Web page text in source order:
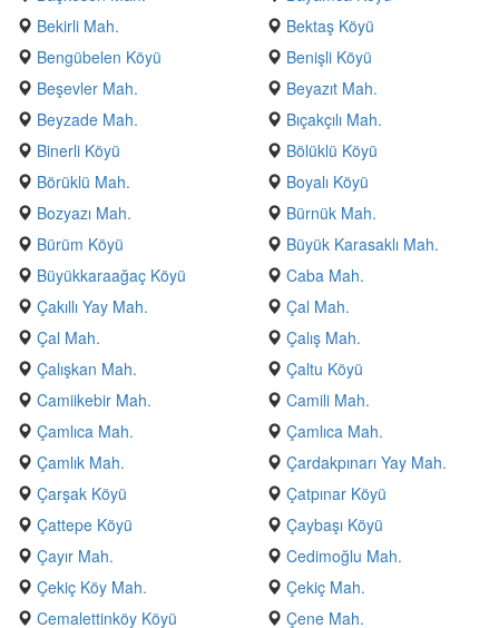
Bekirli Mah.
Bektaş Köyü
Bengübelen Köyü
Benişli Köyü
Beşevler Mah.
Beyazıt Mah.
Beyzade Mah.
Bıçakçılı Mah.
Binerli Köyü
Bölüklü Köyü
Börüklü Mah.
Boyalı Köyü
Bozyazı Mah.
Bürnük Mah.
Bürüm Köyü
Büyük Karasaklı Mah.
Büyükkaraağaç Köyü
Caba Mah.
Çakıllı Yay Mah.
Çal Mah.
Çal Mah.
Çalış Mah.
Çalışkan Mah.
Çaltu Köyü
Camiikebir Mah.
Camili Mah.
Çamlıca Mah.
Çamlıca Mah.
Çamlık Mah.
Çardakpınarı Yay Mah.
Çarşak Köyü
Çatpınar Köyü
Çattepe Köyü
Çaybaşı Köyü
Çayır Mah.
Cedimoğlu Mah.
Çekiç Köy Mah.
Çekiç Mah.
Cemalettinköy Köyü
Çene Mah.